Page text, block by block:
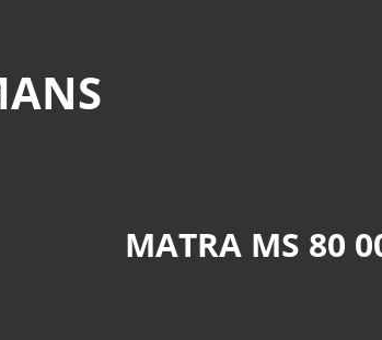
MATRA MS 80